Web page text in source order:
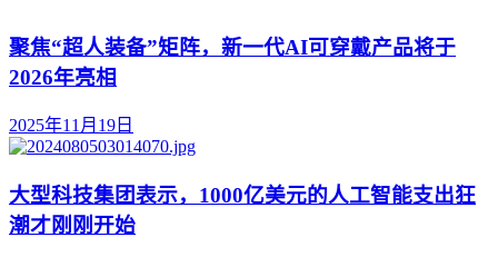
聚焦“超人装备”矩阵，新一代AI可穿戴产品将于
2026年亮相
2025年11月19日
大型科技集团表示，1000亿美元的人工智能支出狂
潮才刚刚开始